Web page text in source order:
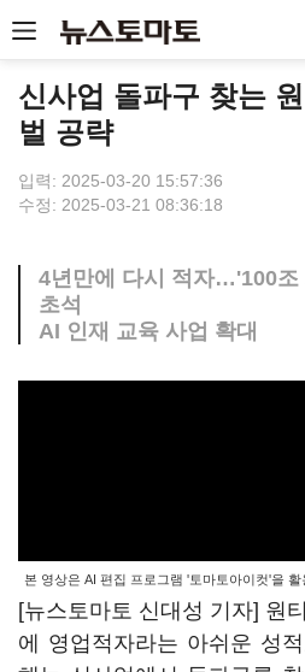
신사업 돌파구 찾는
벌 공략
입력: 2025-03-20 15:57:36
수정: 2025-03-21 08:36:18
4년만에 다시 적자…'100조
초석
AI 인재 교육 사업 확대
본 영상은 AI 편집 프로그램 '토마토아이컷'을 활
[뉴스토마토 신대성 기자] 원
에 영업적자라는 아쉬운 성